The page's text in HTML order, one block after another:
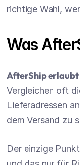
richtige Wahl,
Was
AfterShip erlaubt
Vergleichen oft
Lieferadressen
dem Versand zu
Der einzige